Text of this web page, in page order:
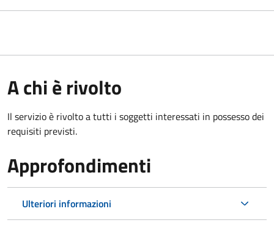
A chi è rivolto
Il servizio è rivolto a tutti i soggetti interessati in possesso dei
requisiti previsti.
Approfondimenti
Ulteriori informazioni